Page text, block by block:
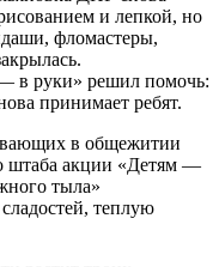
и лепкой, но
фломастеры,
в руки» решил помочь:
принимает ребят.
в общежитии
штаба акции «Детям —
тыла»
теплую